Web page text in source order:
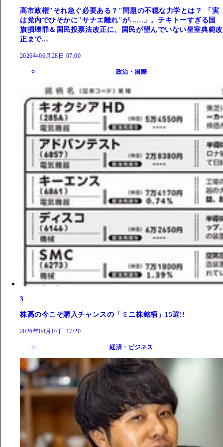
高市政権"それ急ぐ必要ある？"問題の不穏な力学とは？ 「実
は党内でひそかに"サナエ離れ"が......」。テキトーすぎる国
旗損壊罪＆国民投票法改正に、国民が望んでいない皇室典範改
正まで...
2026年06月28日 07:00
政治・国際
3
株高の今こそ購入チャンスの「ミニ株銘柄」15選!!
2026年08月07日 17:20
経済・ビジネス